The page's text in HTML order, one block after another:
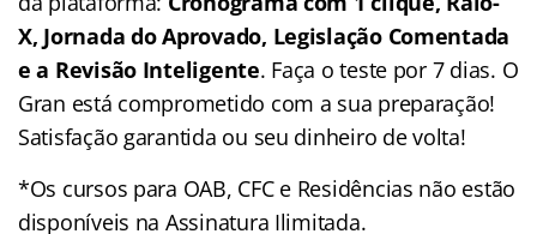
X, Jornada do Aprovado, Legislação Comentada
e a Revisão Inteligente. Faça o teste por 7 dias. O
Gran está comprometido com a sua preparação!
Satisfação garantida ou seu dinheiro de volta!
*Os cursos para OAB, CFC e Residências não estão
disponíveis na Assinatura Ilimitada.